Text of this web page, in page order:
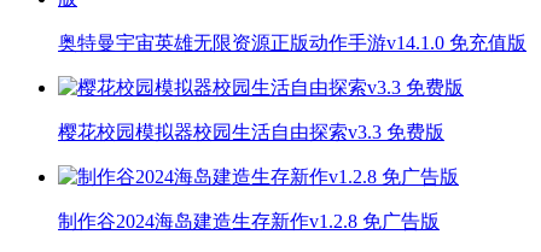
奥特曼宇宙英雄无限资源正版动作手游v14.1.0 免充值版
樱花校园模拟器校园生活自由探索v3.3 免费版
制作谷2024海岛建造生存新作v1.2.8 免广告版